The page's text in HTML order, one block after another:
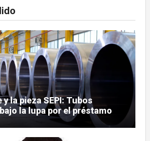
y la pieza SEPI: Tubos
la lupa por el préstamo